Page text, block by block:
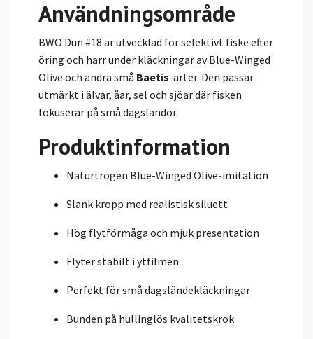
Användningsområde
BWO Dun #18 är utvecklad för selektivt fiske efter
öring och harr under kläckningar av Blue-Winged
Olive och andra små Baetis-arter. Den passar
utmärkt i älvar, åar, sel och sjöar där fisken
fokuserar på små dagsländor.
Produktinformation
Naturtrogen Blue-Winged Olive-imitation
Slank kropp med realistisk siluett
Hög flytförmåga och mjuk presentation
Flyter stabilt i ytfilmen
Perfekt för små dagsländekläckningar
Bunden på hullinglös kvalitetskrok